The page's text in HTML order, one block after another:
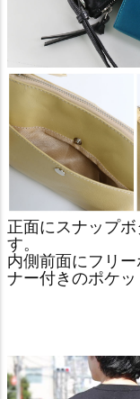
正面にスナップ
す。
内側前面にフリ
ナー付きのポケッ